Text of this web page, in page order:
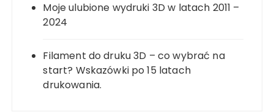
Moje ulubione wydruki 3D w latach 2011 –
2024
Filament do druku 3D – co wybrać na
start? Wskazówki po 15 latach
drukowania.